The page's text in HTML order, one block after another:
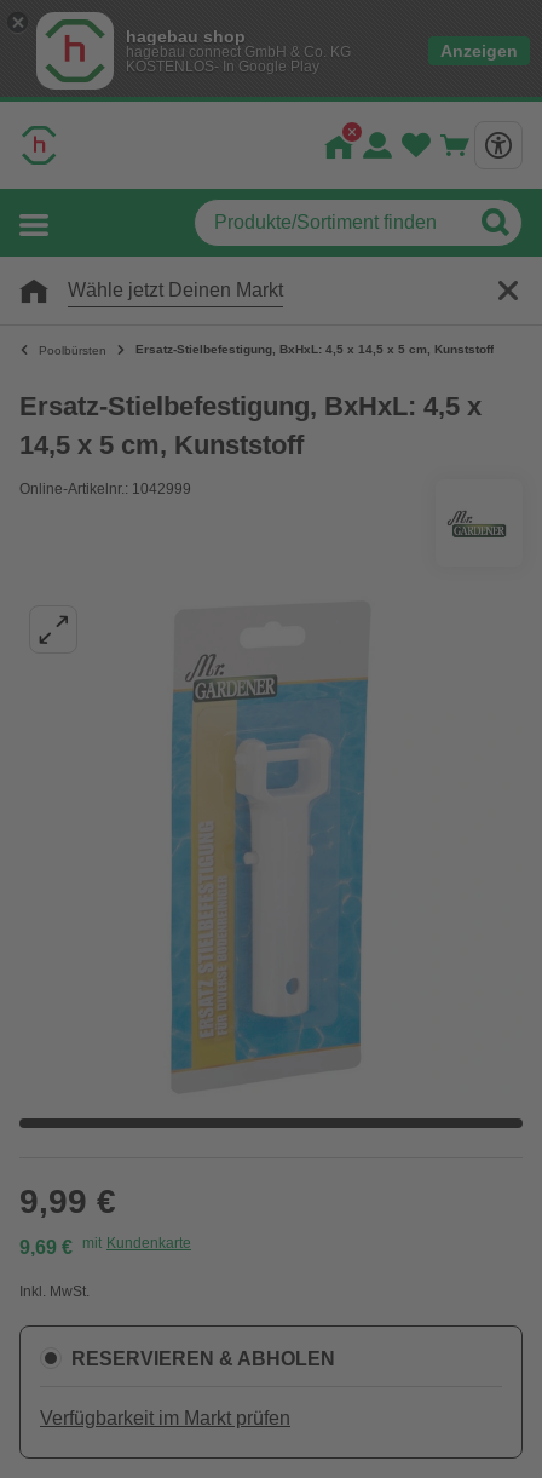
hagebau shop
hagebau connect GmbH & Co. KG
KOSTENLOS- In Google Play
Anzeigen
Wähle jetzt Deinen Markt
Poolbürsten Ersatz-Stielbefestigung, BxHxL: 4,5 x 14,5 x 5 cm, Kunststoff
Ersatz-Stielbefestigung, BxHxL: 4,5 x
14,5 x 5 cm, Kunststoff
Online-Artikelnr.: 1042999
9,99 €
9,69 € mit Kundenkarte
Inkl. MwSt.
RESERVIEREN & ABHOLEN
Verfügbarkeit im Markt prüfen